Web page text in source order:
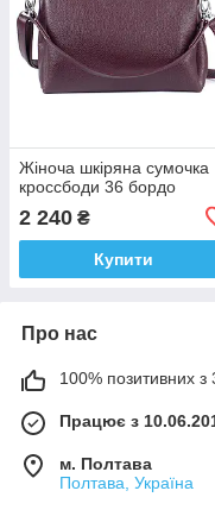
Жіноча шкіряна сумочка
кроссбоди 36 бордо
2 240 ₴
Купити
Про нас
100% позитивних з
Працює з
м. Полтава
Полтава, Україна